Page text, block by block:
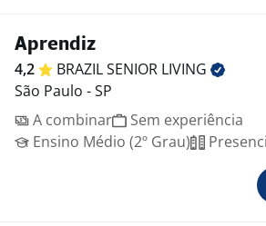
Aprendiz
4,2 BRAZIL SENIOR LIVING
São Paulo - SP
A combinar
Sem experiência
Ensino Médio (2º Grau)